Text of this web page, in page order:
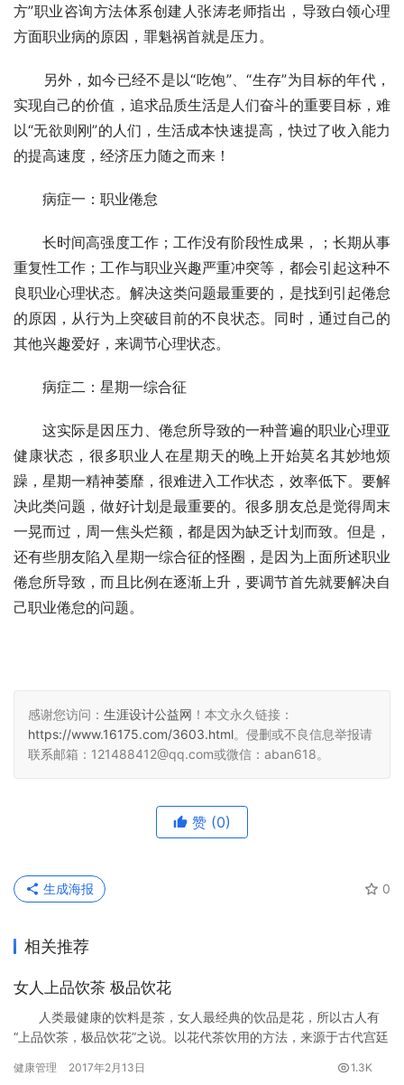
方”职业咨询方法体系创建人张涛老师指出，导致白领心理
方面职业病的原因，罪魁祸首就是压力。
另外，如今已经不是以“吃饱”、“生存”为目标的年代，
实现自己的价值，追求品质生活是人们奋斗的重要目标，难
以“无欲则刚”的人们，生活成本快速提高，快过了收入能力
的提高速度，经济压力随之而来！
病症一：职业倦怠
长时间高强度工作；工作没有阶段性成果，；长期从事
重复性工作；工作与职业兴趣严重冲突等，都会引起这种不
良职业心理状态。解决这类问题最重要的，是找到引起倦怠
的原因，从行为上突破目前的不良状态。同时，通过自己的
其他兴趣爱好，来调节心理状态。
病症二：星期一综合征
这实际是因压力、倦怠所导致的一种普遍的职业心理亚
健康状态，很多职业人在星期天的晚上开始莫名其妙地烦
躁，星期一精神萎靡，很难进入工作状态，效率低下。要解
决此类问题，做好计划是最重要的。很多朋友总是觉得周末
一晃而过，周一焦头烂额，都是因为缺乏计划而致。但是，
还有些朋友陷入星期一综合征的怪圈，是因为上面所述职业
倦怠所导致，而且比例在逐渐上升，要调节首先就要解决自
己职业倦怠的问题。
感谢您访问： 生涯设计公益网 ！本文永久链接：
https://www.16175.com/3603.html。侵删或不良信息举报请
联系邮箱：121488412@qq.com或微信：aban618。
赞 (0)
0
生成海报
相关推荐
女人上品饮茶 极品饮花
人类最健康的饮料是茶，女人最经典的饮品是花，所以古人有
“上品饮茶，极品饮花”之说。以花代茶饮用的方法，来源于古代宫廷
妃贵族的女子们广泛饮用。
健康管理 2017年2月13日 1.3K